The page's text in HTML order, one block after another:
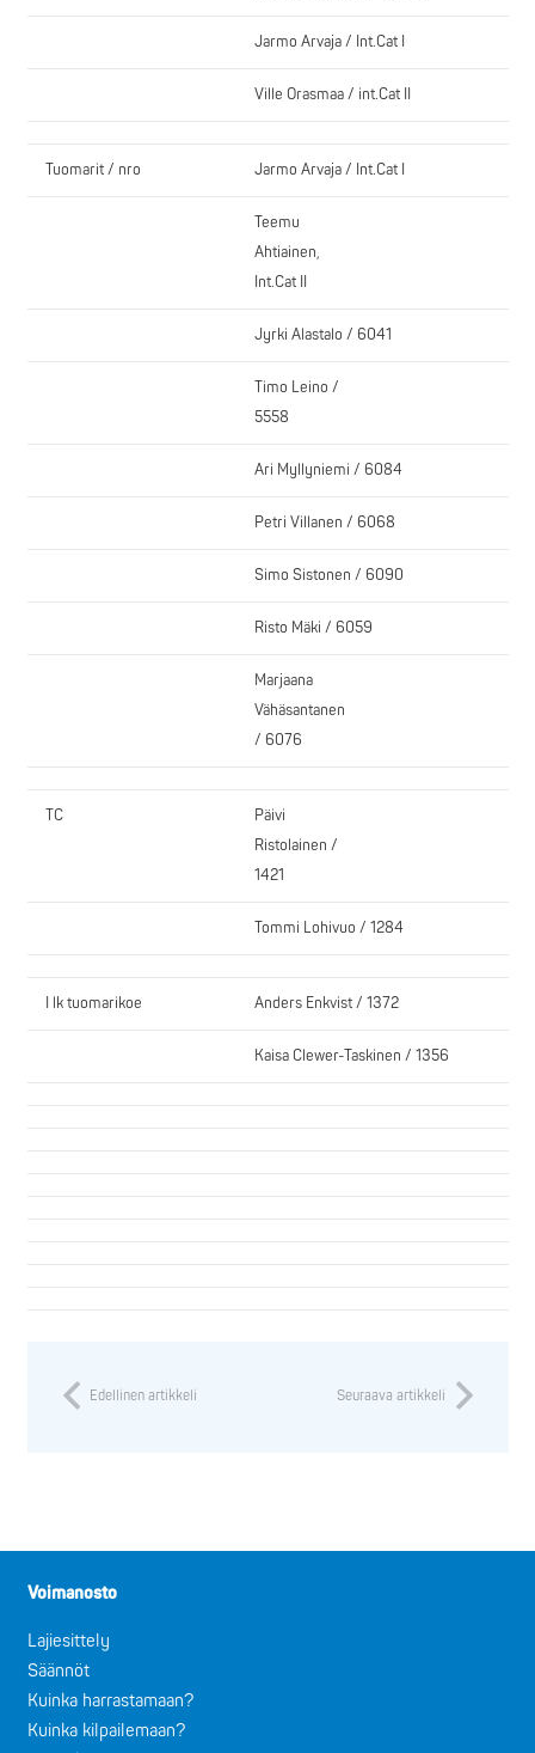
Jarmo Arvaja / Int.Cat I
Ville Orasmaa / int.Cat II
Tuomarit / nro Jarmo Arvaja / Int.Cat I
Teemu
Ahtiainen,
Int.Cat II
Jyrki Alastalo / 6041
Timo Leino /
5558
Ari Myllyniemi / 6084
Petri Villanen / 6068
Simo Sistonen / 6090
Risto Mäki / 6059
Marjaana
Vähäsantanen
/ 6076
TC
Päivi
Ristolainen /
1421
Tommi Lohivuo / 1284
I lk tuomarikoe Anders Enkvist / 1372
Kaisa Clewer-Taskinen / 1356
Edellinen artikkeli Seuraava artikkeli
Voimanosto
Lajiesittely
Säännöt
Kuinka harrastamaan?
Kuinka kilpailemaan?